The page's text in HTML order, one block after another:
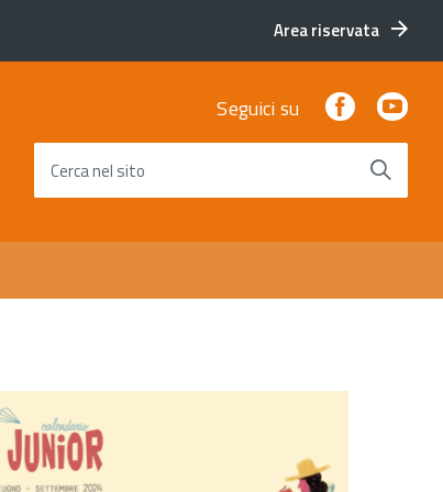
Area riservata
Seguici su Facebook
Cerca nel sito